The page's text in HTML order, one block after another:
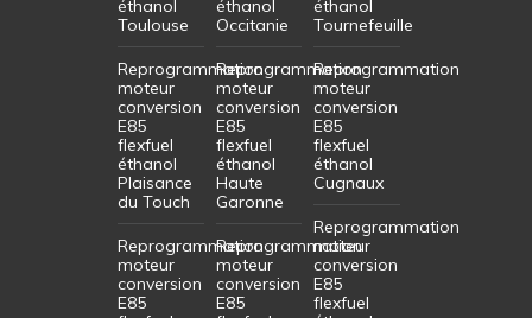
éthanol
Toulouse
Reprogrammation
moteur
conversion
E85
flexfuel
éthanol
Plaisance
du Touch
Reprogrammation
moteur
conversion
E85
éthanol
Occitanie
Reprogrammation
moteur
conversion
E85
flexfuel
éthanol
Haute
Garonne
Reprogrammation
moteur
conversion
E85
éthanol
Tournefeuille
Reprogrammation
moteur
conversion
E85
flexfuel
éthanol
Cugnaux
Reprogrammation
moteur
conversion
E85
flexfuel